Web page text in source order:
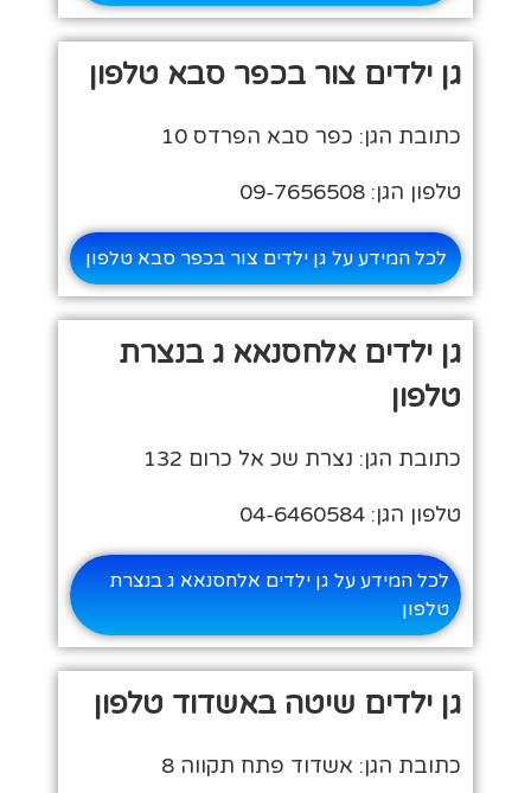
גן ילדים צור בכפר סבא טלפון
כתובת הגן: כפר סבא הפרדס 10
טלפון הגן: 09-7656508
לכל המידע על גן ילדים צור בכפר סבא טלפון
גן ילדים אלחסנאא ג בנצרת
טלפון
כתובת הגן: נצרת שכ אל כרום 132
טלפון הגן: 04-6460584
לכל המידע על גן ילדים אלחסנאא ג בנצרת
טלפון
גן ילדים שיטה באשדוד טלפון
כתובת הגן: אשדוד פתח תקווה 8